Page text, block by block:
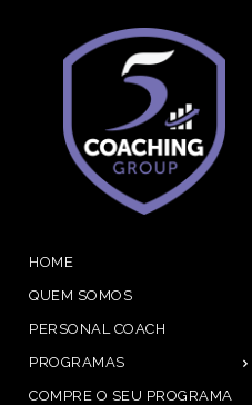
HOME
QUEM SOMOS
PERSONAL COACH
PROGRAMAS
COMPRE O SEU PROGRAMA